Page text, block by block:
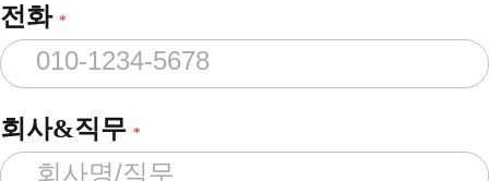
전화 *
회사&직무 *